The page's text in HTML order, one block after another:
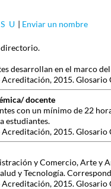
S U | Enviar un nombre
directorio.
desarrollan en el marco
2015.
docente
con un mínimo de 22
estudiantes.
2015.
y Comercio, Arte y
y Tecnología.
2015.